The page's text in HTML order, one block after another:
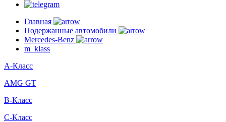
Главная
Подержанные автомобили
Mercedes-Benz
m_klass
A-Класс
AMG GT
B-Класс
C-Класс